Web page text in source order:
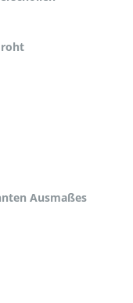
Ausmaßes